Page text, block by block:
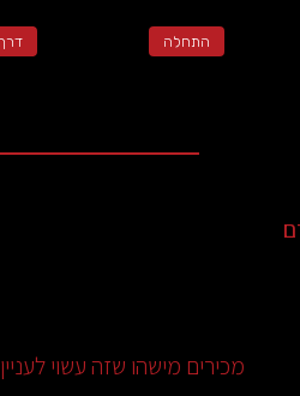
התחלה
מכירים מישהו שזה עשוי